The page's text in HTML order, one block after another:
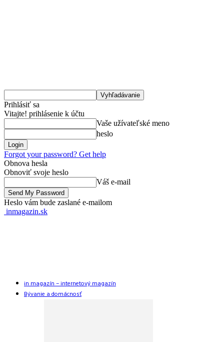
Prihlásiť sa
Vitajte! prihlásenie k účtu
Vaše užívateľské meno
heslo
Forgot your password? Get help
Obnova hesla
Obnoviť svoje heslo
Váš e-mail
Heslo vám bude zaslané e-mailom
inmagazin.sk
in magazín – internetový magazín
Bývanie a domácnosť